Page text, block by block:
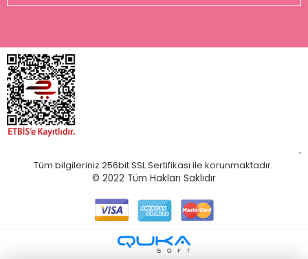
Tüm bilgileriniz 256bit SSL Sertifikası ile korunmaktadır.
© 2022 Tüm Hakları Saklıdır